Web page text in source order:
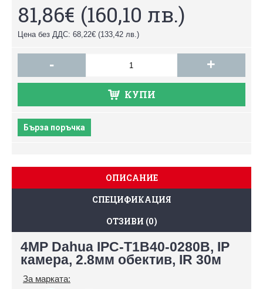
81,86€ (160,10 лв.)
Цена без ДДС: 68,22€ (133,42 лв.)
- +
КУПИ
Бърза поръчка
ОПИСАНИЕ
СПЕЦИФИКАЦИЯ
ОТЗИВИ (0)
4MP Dahua IPC-Т1B40-0280B, IP
камера, 2.8мм обектив, IR 30м
За марката: